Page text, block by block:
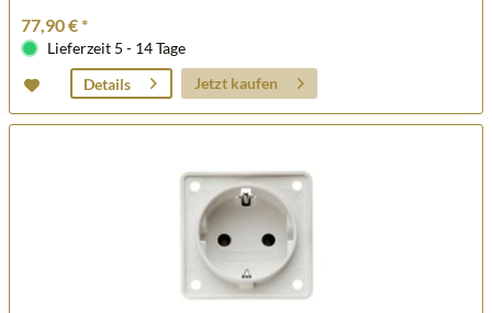
77,90 € *
Lieferzeit 5 - 14 Tage
Details
Jetzt kaufen